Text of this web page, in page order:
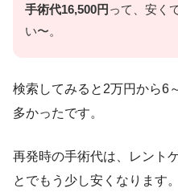
手術代16,500円 って、安く
い〜。
検索してみると2万円から6
多かったです。
再発時の手術代は、レント
とでもう少し安くなります。